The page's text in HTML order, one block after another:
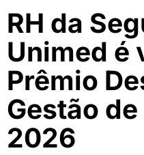
RH da
Unimed é
Prêmio
Gestão
2026